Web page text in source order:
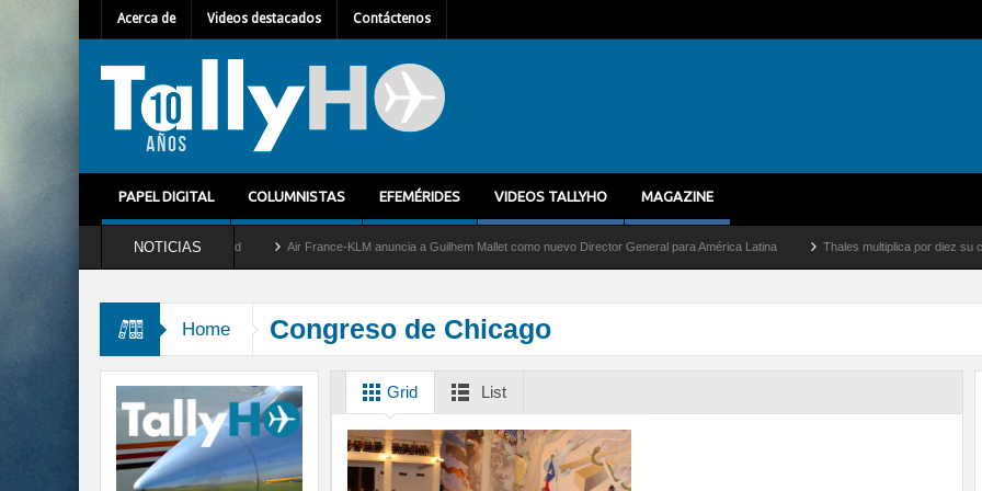
Acerca de Videos destacados Contáctenos
PAPEL DIGITAL COLUMNISTAS EFEMÉRIDES VIDEOS TALLYHO MAGAZINE
NOTICIAS
del servicio al C-2 Greyhound Air France-KLM anuncia a Guilhem Mallet como nuevo Director General para América Latina Thales multiplica por diez su
Home Congreso de Chicago
Grid List